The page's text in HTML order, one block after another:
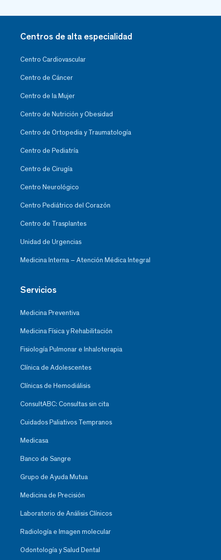
Centros de alta especialidad
Centro Cardiovascular
Centro de Cáncer
Centro de la Mujer
Centro de Nutrición y Obesidad
Centro de Ortopedia y Traumatología
Centro de Pediatría
Centro de Cirugía
Centro Neurológico
Centro Pediátrico del Corazón
Centro de Trasplantes
Unidad de Urgencias
Medicina Interna – Atención Médica Integral
Servicios
Medicina Preventiva
Medicina Física y Rehabilitación
Fisiología Pulmonar e Inhaloterapia
Clínica de Adolescentes
Clínicas de Hemodiálisis
ConsultABC: Consultas sin cita
Cuidados Paliativos Tempranos
Medicasa
Banco de Sangre
Grupo de Ayuda Mutua
Medicina de Precisión
Laboratorio de Análisis Clínicos
Radiología e Imagen molecular
Odontología y Salud Dental